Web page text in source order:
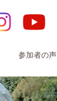
参加者の声